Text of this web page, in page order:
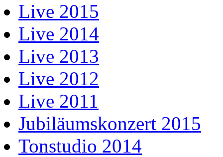
Live 2015
Live 2014
Live 2013
Live 2012
Live 2011
Jubiläumskonzert 2015
Tonstudio 2014